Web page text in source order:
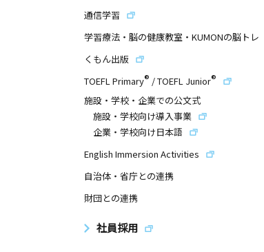
通信学習
学習療法・脳の健康教室・KUMONの脳トレ
くもん出版
TOEFL Primary® /TOEFL Junior®
施設・学校・企業での公文式
施設・学校向け導入事業
企業・学校向け日本語
English Immersion Activities
自治体・省庁との連携
財団との連携
社員採用